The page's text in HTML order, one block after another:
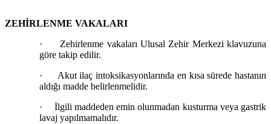
ZEHİRLENME VAKALARI
·
Zehirlenme vakaları Ulusal Zehir Merkezi klavuzuna
göre takip edilir.
·
Akut ilaç intoksikasyonlarında en kısa sürede hastanın
aldığı madde belirlenmelidir.
·
İlgili maddeden emin olunmadan kusturma veya gastrik
lavaj yapılmamalıdır.